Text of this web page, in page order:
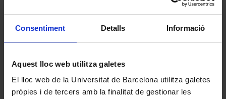
Consentiment Detalls Informació
Aquest lloc web utilitza galetes
El lloc web de la Universitat de Barcelona utilitza galetes
pròpies i de tercers amb la finalitat de gestionar les
Espai complementari
Esmatjes Mompó, Maria Lluïsa